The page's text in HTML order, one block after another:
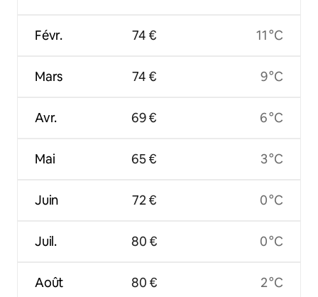
Févr.
Mars
Avr.
Mai
Juin
Juil.
Août
74 €
74 €
69 €
65 €
72 €
80 €
80 €
11 °C
9 °C
6 °C
3 °C
0 °C
0 °C
2 °C